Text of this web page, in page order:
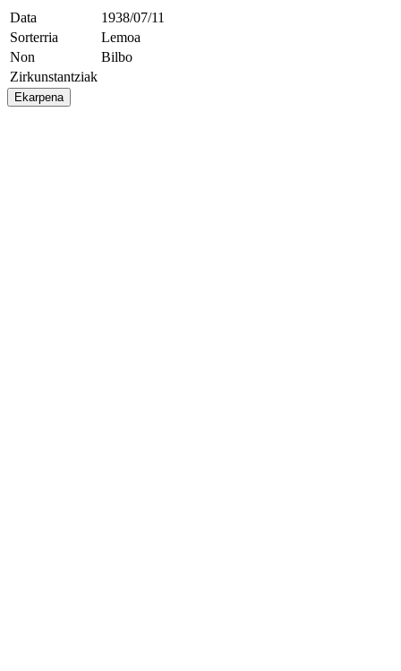
Data
1938/07/11
Sorterria
Lemoa
Non
Bilbo
Zirkunstantziak